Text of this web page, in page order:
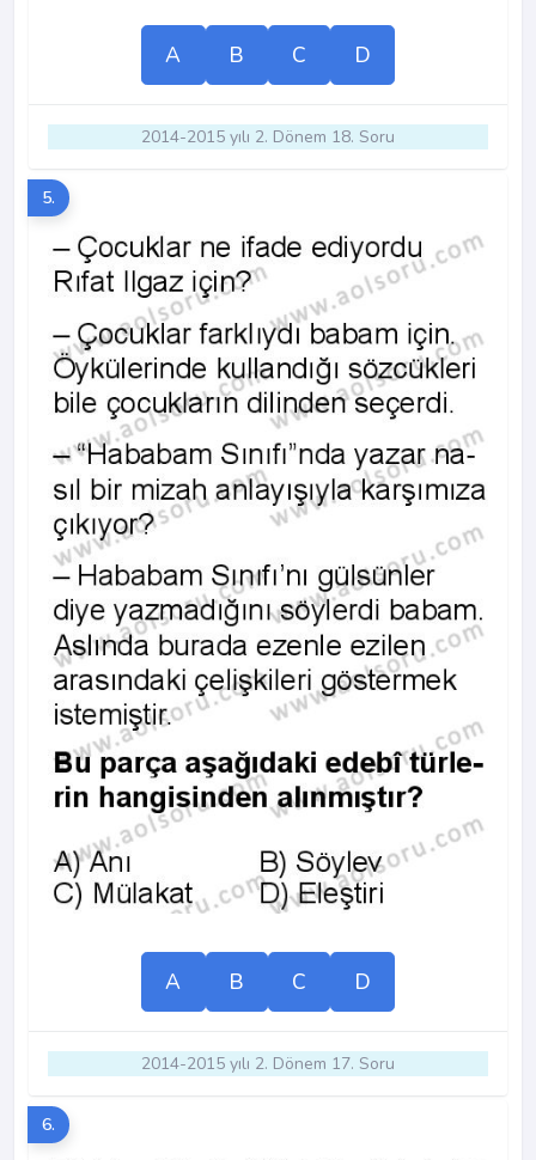
A B C D
2014-2015 yılı 2. Dönem 18. Soru
5.
A B C D
2014-2015 yılı 2. Dönem 17. Soru
6.